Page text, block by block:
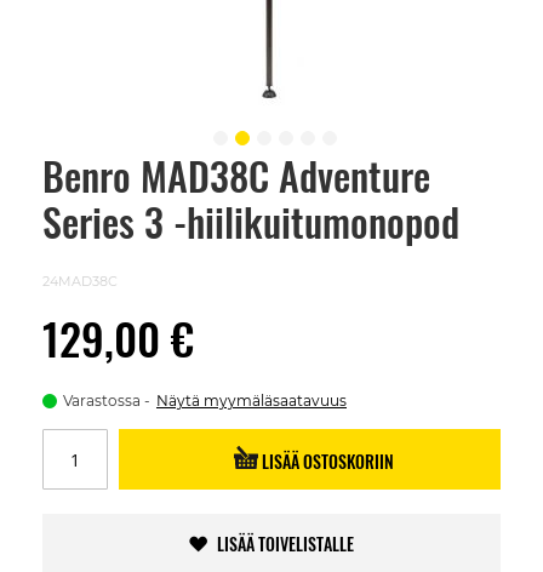
Benro MAD38C Adventure
Series 3 -hiilikuitumonopod
24MAD38C
129,00 €
Varastossa Näytä myymäläsaatavuus
LISÄÄ OSTOSKORIIN
LISÄÄ TOIVELISTALLE
Skip
beginning
images